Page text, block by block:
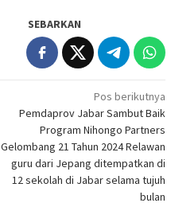
SEBARKAN
Pos berikutnya
Pemdaprov Jabar Sambut Baik
Program Nihongo Partners
Gelombang 21 Tahun 2024 Relawan
guru dari Jepang ditempatkan di
12 sekolah di Jabar selama tujuh
bulan